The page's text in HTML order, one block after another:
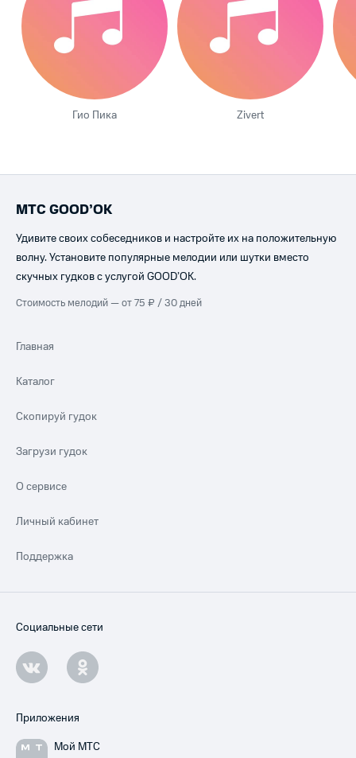
Гио Пика Zivert
МТС GOOD’OK
Удивите своих собеседников и настройте их на положительную
волну. Установите популярные мелодии или шутки вместо
скучных гудков с услугой GOOD’OK.
Стоимость мелодий — от 75 ₽ / 30 дней
Главная
Каталог
Скопируй гудок
Загрузи гудок
О сервисе
Личный кабинет
Поддержка
Социальные сети
Приложения
Мой МТС